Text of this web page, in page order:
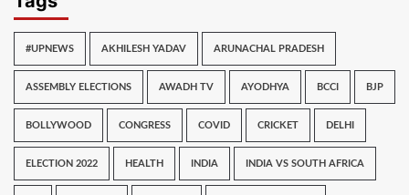
#UPNEWS AKHILESH YADAV ARUNACHAL PRADESH
ASSEMBLY ELECTIONS AWADH TV AYODHYA BCCI BJP
BOLLYWOOD CONGRESS COVID CRICKET DELHI
ELECTION 2022 HEALTH INDIA INDIA VS SOUTH AFRICA